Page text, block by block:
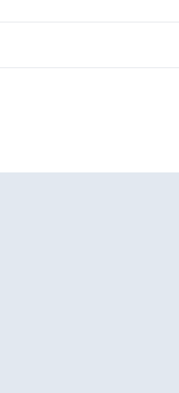
Bademode oder